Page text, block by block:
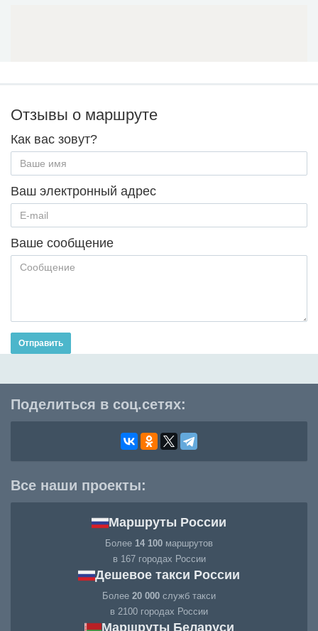
Отзывы о маршруте
Как вас зовут?
Ваш электронный адрес
Ваше сообщение
Отправить
Поделиться в соц.сетях:
Все наши проекты:
Маршруты России
Более 14 100 маршрутов
в 167 городах России
Дешевое такси России
Более 20 000 служб такси
в 2100 городах России
Маршруты Беларуси